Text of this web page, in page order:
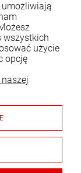
umożliwiają
wszystkich
użycie
opcję